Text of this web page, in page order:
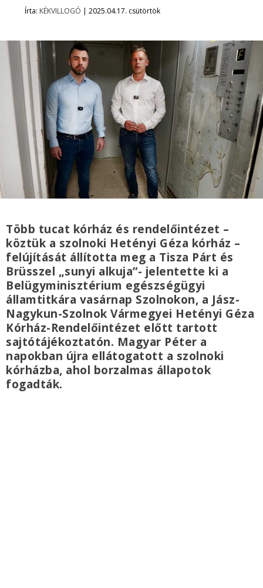
Írta: KÉKVILLOGÓ | 2025.04.17. csütörtök
Több tucat kórház és rendelőintézet –
köztük a szolnoki Hetényi Géza kórház –
felújítását állította meg a Tisza Párt és
Brüsszel „sunyi alkuja”- jelentette ki a
Belügyminisztérium egészségügyi
államtitkára vasárnap Szolnokon, a Jász-
Nagykun-Szolnok Vármegyei Hetényi Géza
Kórház-Rendelőintézet előtt tartott
sajtótájékoztatón. Magyar Péter a
napokban újra ellátogatott a szolnoki
kórházba, ahol borzalmas állapotok
fogadták.